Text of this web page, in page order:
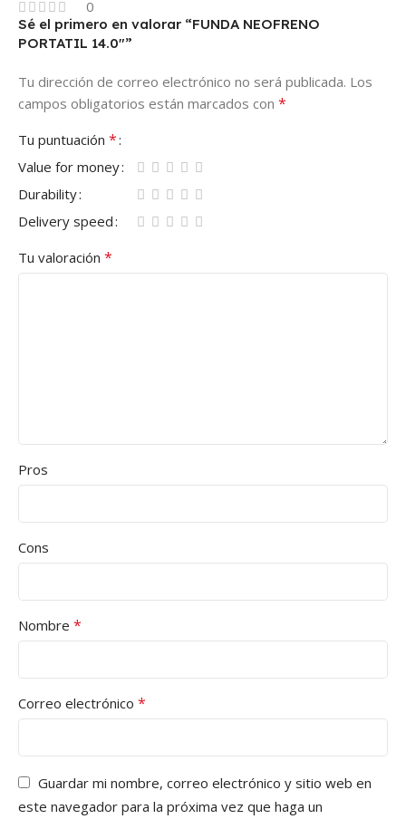
0
Sé el primero en valorar “FUNDA NEOFRENO
PORTATIL 14.0″”
Tu dirección de correo electrónico no será publicada. Los
campos obligatorios están marcados con *
Tu puntuación *
Value for money
Durability
Delivery speed
Tu valoración *
Pros
Cons
Nombre *
Correo electrónico *
Guardar mi nombre, correo electrónico y sitio web en
este navegador para la próxima vez que haga un